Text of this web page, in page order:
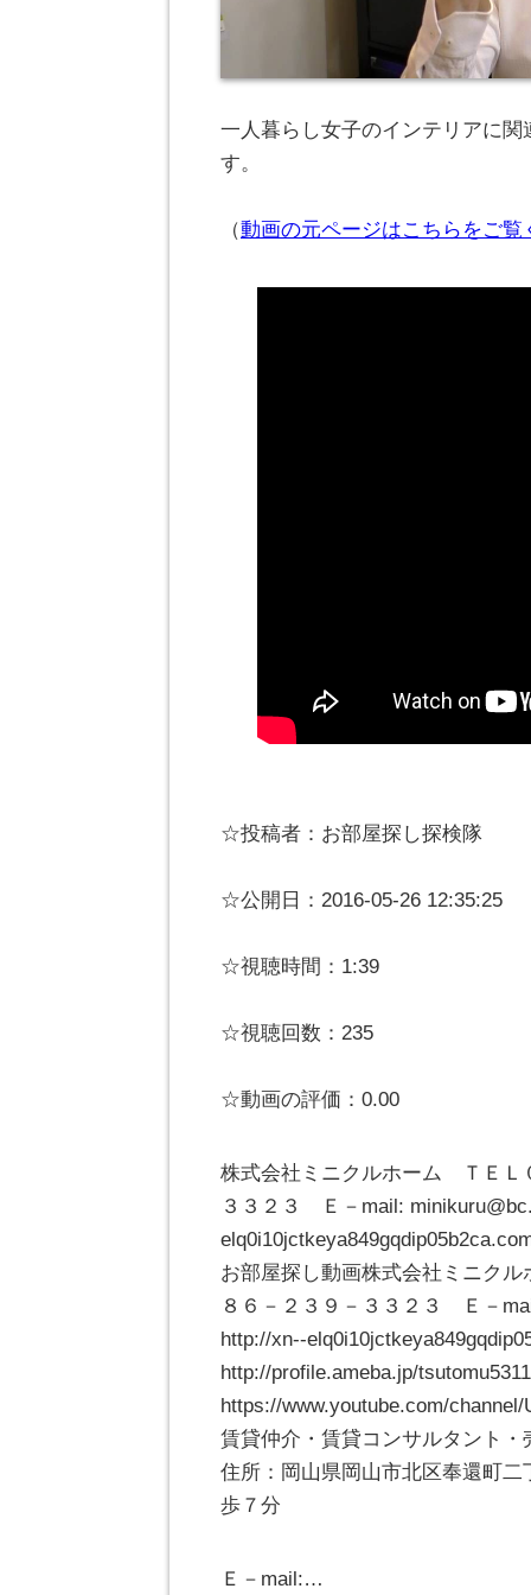
一人暮らし女子のインテリアに関
す。
（動画の元ページはこちらをご覧
☆投稿者：お部屋探し探検隊
☆公開日：2016-05-26 12:35:25
☆視聴時間：1:39
☆視聴回数：235
☆動画の評価：0.00
株式会社ミニクルホーム ＴＥＬ
３３２３ Ｅ－mail:
お部屋探し動画株式会社ミニク
８６－２３９－３３２３ Ｅ－
http://xn--
http://profile.ameba.jp/
https://www.youtube.com/
賃貸仲介・賃貸コンサルタント
住所：岡山県岡山市北区奉還町
歩７分
Ｅ－mail:…